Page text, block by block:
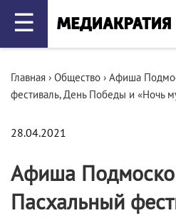
☰
Главная › Общество › Афиша
фестиваль, День Победы и «Ночь
28.04.2021
Афиша
Пасхальный